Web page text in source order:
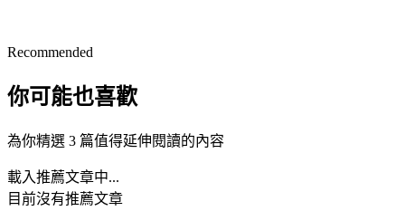
Recommended
你可能也喜歡
為你精選 3 篇值得延伸閱讀的內容
載入推薦文章中...
目前沒有推薦文章